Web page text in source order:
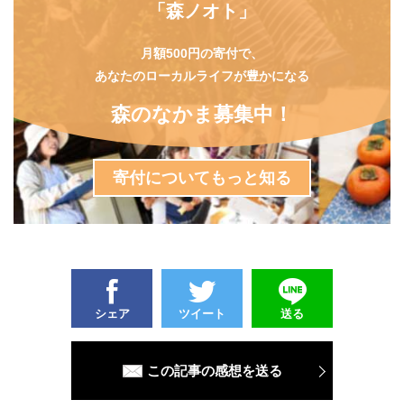
「森ノオト」
月額500円の寄付で、
あなたのローカルライフが豊かになる
森のなかま募集中！
寄付についてもっと知る
シェア ツイート 送る
この記事の感想を送る